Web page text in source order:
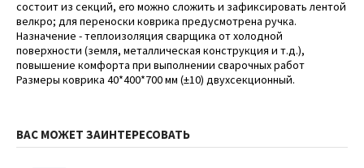
состоит из секций, его можно сложить и зафиксировать лентой
велкро; для переноски коврика предусмотрена ручка.
Назначение - теплоизоляция сварщика от холодной
поверхности (земля, металлическая конструкция и т.д.),
повышение комфорта при выполнении сварочных работ
Размеры коврика 40*400*700 мм (±10) двухсекционный.
ВАС МОЖЕТ ЗАИНТЕРЕСОВАТЬ